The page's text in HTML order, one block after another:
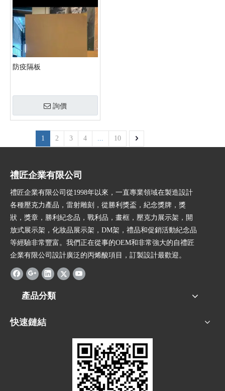
防疫隔板
詢價
1 2 3 4 10
禮匠企業有限公司
禮匠企業有限公司從1998年以來，一直專業領域在製造設計
各種壓克力產品，雷射雕刻，從勝利獎盃，紀念獎牌，獎
狀，獎章，勝利紀念品，戰利品，畫框，壓克力展示架，開
放式展示架，化妝品展示架，DM架，禮品和促銷活動紀念品
等經驗非常豐富。我們正在從事的OEM和非常強大的自禮匠
企業有限公司設計廣泛的丙烯酸項目，訂製設計最歡迎。
產品分類
快速鏈結